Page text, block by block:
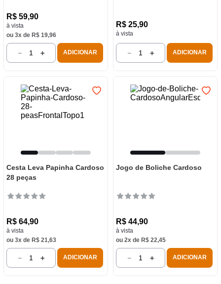
R$ 59,90
à vista
ou 3x de R$ 19,96
＋
－ ADICIONAR
R$ 25,90
à vista
＋
－ ADICIONAR
Cesta Leva Papinha Cardoso
28 peças
R$ 64,90
à vista
ou 3x de R$ 21,63
＋
－ ADICIONAR
Jogo de Boliche Cardoso
R$ 44,90
à vista
ou 2x de R$ 22,45
＋
－ ADICIONAR